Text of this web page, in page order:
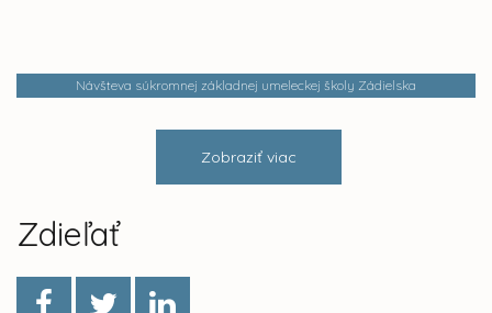
Návšteva súkromnej základnej umeleckej školy Zádielska
Zobraziť viac
Zdieľať